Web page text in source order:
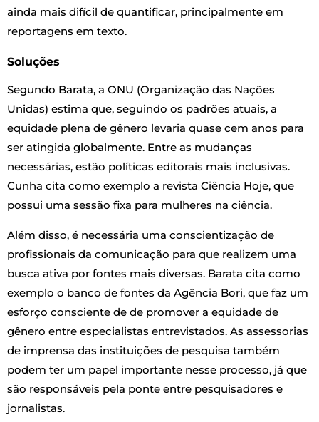
ainda mais difícil de quantificar, principalmente em
reportagens em texto.
Soluções
Segundo Barata, a ONU (Organização das Nações
Unidas) estima que, seguindo os padrões atuais, a
equidade plena de gênero levaria quase cem anos para
ser atingida globalmente. Entre as mudanças
necessárias, estão políticas editorais mais inclusivas.
Cunha cita como exemplo a revista Ciência Hoje, que
possui uma sessão fixa para mulheres na ciência.
Além disso, é necessária uma conscientização de
profissionais da comunicação para que realizem uma
busca ativa por fontes mais diversas. Barata cita como
exemplo o banco de fontes da Agência Bori, que faz um
esforço consciente de de promover a equidade de
gênero entre especialistas entrevistados. As assessorias
de imprensa das instituições de pesquisa também
podem ter um papel importante nesse processo, já que
são responsáveis pela ponte entre pesquisadores e
jornalistas.